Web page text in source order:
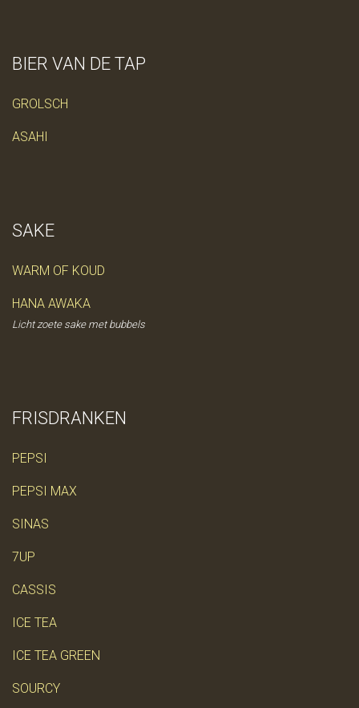
BIER VAN DE TAP
GROLSCH
ASAHI
SAKE
WARM OF KOUD
HANA AWAKA
Licht zoete sake met bubbels
FRISDRANKEN
PEPSI
PEPSI MAX
SINAS
7UP
CASSIS
ICE TEA
ICE TEA GREEN
SOURCY